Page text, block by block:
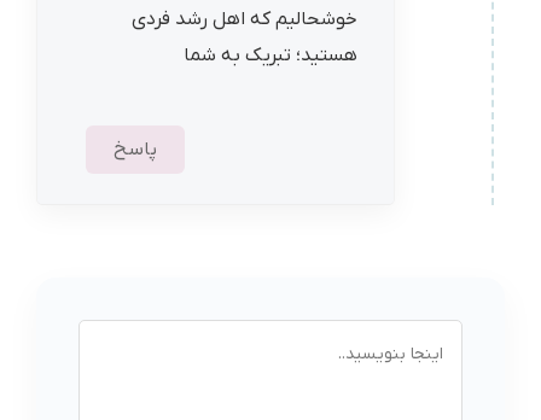
خوشحالیم که اهل رشد فردی
هستید؛ تبریک به شما
پاسخ